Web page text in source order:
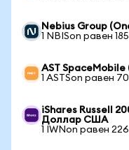
Nebius Group
1 NBISon равен
AST
1 ASTSon равен
iShares Russell
Доллар США
1 IWNon равен